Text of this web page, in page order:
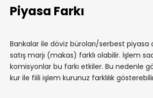
Piyasa Farkı
Bankalar ile döviz büroları/serbest piyasa
satış marjı (makas) farklı olabilir. İşlem
komisyonlar bu farkı etkiler. Bu nedenle
kur ile fiili işlem kurunuz farklılık